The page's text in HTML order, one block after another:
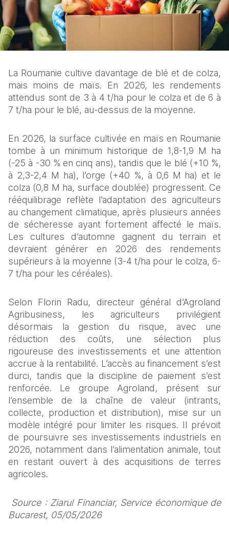
La Roumanie cultive davantage de blé et de colza,
mais moins de maïs. En 2026, les rendements
attendus sont de 3 à 4 t/ha pour le colza et de 6 à
7 t/ha pour le blé, au-dessus de la moyenne.
En 2026, la surface cultivée en maïs en Roumanie
tombe à un minimum historique de 1,8-1,9 M ha
(-25 à -30 % en cinq ans), tandis que le blé (+10 %,
à 2,3-2,4 M ha), l’orge (+40 %, à 0,6 M ha) et le
colza (0,8 M ha, surface doublée) progressent. Ce
rééquilibrage reflète l’adaptation des agriculteurs
au changement climatique, après plusieurs années
de sécheresse ayant fortement affecté le maïs.
Les cultures d’automne gagnent du terrain et
devraient générer en 2026 des rendements
supérieurs à la moyenne (3-4 t/ha pour le colza, 6-
7 t/ha pour les céréales).
Selon Florin Radu, directeur général d’Agroland
Agribusiness, les agriculteurs privilégient
désormais la gestion du risque, avec une
réduction des coûts, une sélection plus
rigoureuse des investissements et une attention
accrue à la rentabilité. L’accès au financement s’est
durci, tandis que la discipline de paiement s’est
renforcée. Le groupe Agroland, présent sur
l’ensemble de la chaîne de valeur (intrants,
collecte, production et distribution), mise sur un
modèle intégré pour limiter les risques. Il prévoit
de poursuivre ses investissements industriels en
2026, notamment dans l’alimentation animale, tout
en restant ouvert à des acquisitions de terres
agricoles.
Source : Ziarul Financiar, Service économique de
Bucarest, 05/05/2026